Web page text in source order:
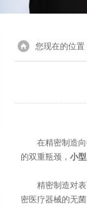
您现在的位置
在精密制造向
的双重瓶颈， 小
精密制造对表
密医疗器械的无